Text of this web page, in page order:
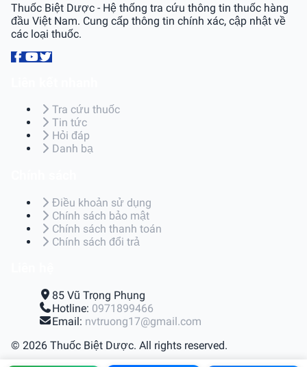
Thuốc Biệt Dược - Hệ thống tra cứu thông tin thuốc hàng
đầu Việt Nam. Cung cấp thông tin chính xác, cập nhật về
các loại thuốc.
Tra cứu thuốc
Tin tức
Hỏi đáp
Danh bạ
Điều khoản sử dụng
Chính sách bảo mật
Chính sách thanh toán
Chính sách đổi trả
85 Vũ Trọng Phụng
Hotline: 0971899466
Email: nvtruong17@gmail.com
© 2026 Thuốc Biệt Dược. All rights reserved.